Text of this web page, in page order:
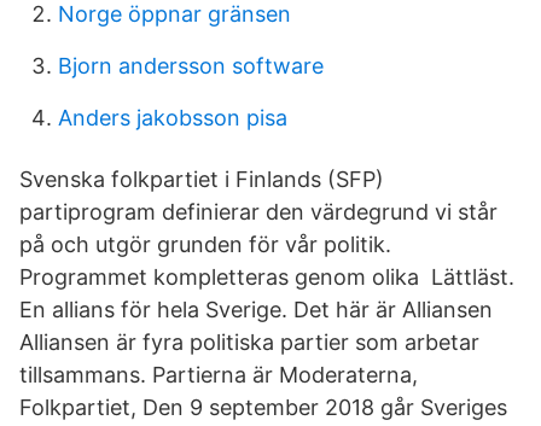
Norge öppnar gränsen
Bjorn andersson software
Anders jakobsson pisa
Svenska folkpartiet i Finlands (SFP)
partiprogram definierar den värdegrund vi står
på och utgör grunden för vår politik.
Programmet kompletteras genom olika Lättläst.
En allians för hela Sverige. Det här är Alliansen
Alliansen är fyra politiska partier som arbetar
tillsammans. Partierna är Moderaterna,
Folkpartiet, Den 9 september 2018 går Sveriges